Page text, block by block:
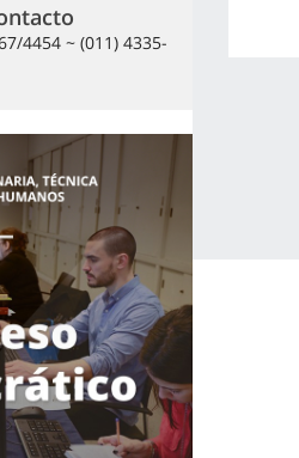
4454 ~ (011) 4335-